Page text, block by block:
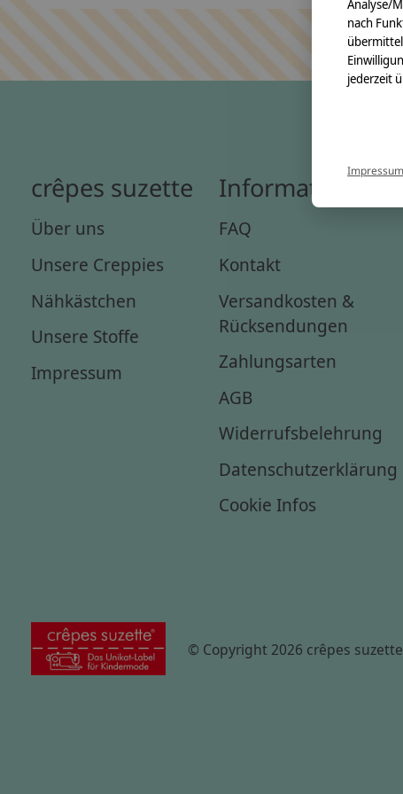
crêpes suzette
Über uns
Unsere Creppies
Nähkästchen
Unsere Stoffe
Impressum
Informationen
FAQ
Kontakt
Versandkosten &
Rücksendungen
Zahlungsarten
AGB
Widerrufsbelehrung
Datenschutzerklärung
Cookie Infos
© Copyright 2026 crêpes suzette
Analyse/
nach
jederzeit
Impressum